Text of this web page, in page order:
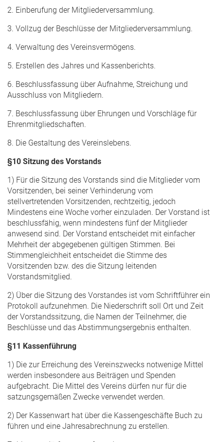
2. Einberufung der Mitgliederversammlung.
3. Vollzug der Beschlüsse der Mitgliederversammlung.
4. Verwaltung des Vereinsvermögens.
5. Erstellen des Jahres und Kassenberichts.
6. Beschlussfassung über Aufnahme, Streichung und
Ausschluss von Mitgliedern.
7. Beschlussfassung über Ehrungen und Vorschläge für
Ehrenmitgliedschaften.
8. Die Gestaltung des Vereinslebens.
§10 Sitzung des Vorstands
1) Für die Sitzung des Vorstands sind die Mitglieder vom
Vorsitzenden, bei seiner Verhinderung vom
stellvertretenden Vorsitzenden, rechtzeitig, jedoch
Mindestens eine Woche vorher einzuladen. Der Vorstand ist
beschlussfähig, wenn mindestens fünf der Mitglieder
anwesend sind. Der Vorstand entscheidet mit einfacher
Mehrheit der abgegebenen gültigen Stimmen. Bei
Stimmengleichheit entscheidet die Stimme des
Vorsitzenden bzw. des die Sitzung leitenden
Vorstandsmitglied.
2) Über die Sitzung des Vorstandes ist vom Schriftführer ein
Protokoll aufzunehmen. Die Niederschrift soll Ort und Zeit
der Vorstandssitzung, die Namen der Teilnehmer, die
Beschlüsse und das Abstimmungsergebnis enthalten.
§11 Kassenführung
1) Die zur Erreichung des Vereinszwecks notwenige Mittel
werden insbesondere aus Beiträgen und Spenden
aufgebracht. Die Mittel des Vereins dürfen nur für die
satzungsgemäßen Zwecke verwendet werden.
2) Der Kassenwart hat über die Kassengeschäfte Buch zu
führen und eine Jahresabrechnung zu erstellen.